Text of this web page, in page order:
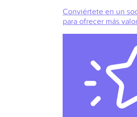
Conviértete en un
para ofrecer más